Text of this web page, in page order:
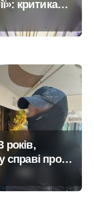
критика
років,
справі про